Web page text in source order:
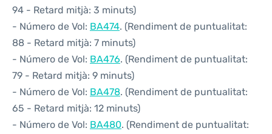
94 - Retard mitjà: 3 minuts)
- Número de Vol: BA474. (Rendiment de puntualitat:
88 - Retard mitjà: 7 minuts)
- Número de Vol: BA476. (Rendiment de puntualitat:
79 - Retard mitjà: 9 minuts)
- Número de Vol: BA478. (Rendiment de puntualitat:
65 - Retard mitjà: 12 minuts)
- Número de Vol: BA480. (Rendiment de puntualitat: